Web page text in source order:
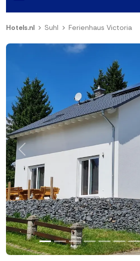
Hotels.nl Suhl Ferienhaus Victoria